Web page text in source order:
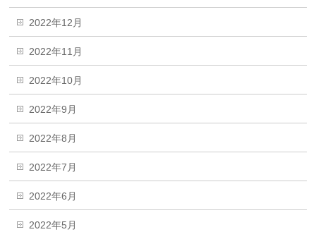
2022年12月
2022年11月
2022年10月
2022年9月
2022年8月
2022年7月
2022年6月
2022年5月